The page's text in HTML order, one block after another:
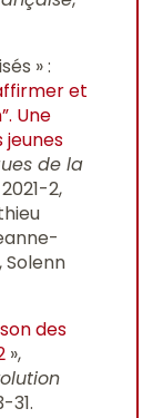
» :
et
Une
jeunes
de la
2,
Solenn
des
»,
31.